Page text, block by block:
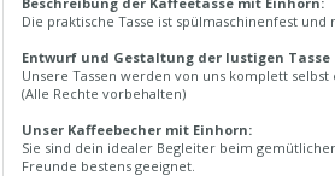
Die praktische Tasse ist spülmaschinenfest
Entwurf und Gestaltung der lustigen Tasse
Unsere Tassen werden von uns komplett
(Alle Rechte vorbehalten)
Unser Kaffeebecher mit Einhorn:
Sie sind dein idealer Begleiter beim
Freunde bestens geeignet.